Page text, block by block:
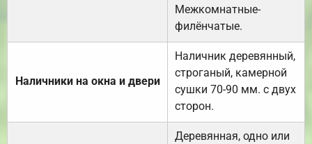
Межкомнатные-
филёнчатые.
Наличники на окна и двери
Наличник деревянный,
строганый, камерной
сушки 70-90 мм. с двух
сторон.
Деревянная, одно или